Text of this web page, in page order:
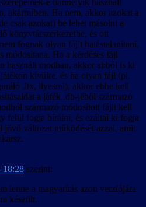
e bármelyik használt
akármiben. Ha nem, akkor azokat a
csak azokat) be lehet másolni a
könyvtárszerkezetbe, és ott
fognak olyan fájlt hatástalanítani,
módosítana. Ha a kérdéses fájl
használt modban, akkor abból is ki
kívülre, és ha olyan fájl (pl.
.ltx, ilyesmi), akkor ebbe kell
a játék .db-jéből származó
származó módosított fájlt kell
felül fogja bírálni, és ezáltal ki fogja
jövő változat működését azzal, amit
18:28 szerint:
lenne a magyarítás azon verziójára
készült.